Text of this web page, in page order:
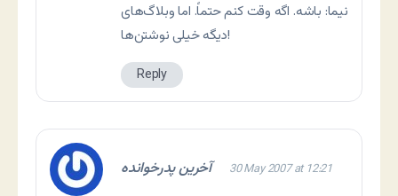
نیما: باشه. اگه وقت کنم حتماً. اما وبلاگ‌های
دیگه خیلی نوشتن‌ها!
Reply
آخرین پدرخوانده 30 May 2007 at 12:21